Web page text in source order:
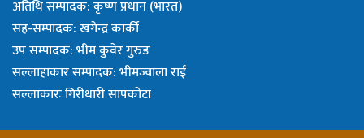
अतिथि सम्पादक: कृष्ण प्रधान (भारत)
सह-सम्पादक: खगेन्द्र कार्की
उप सम्पादक: भीम कुवेर गुरुङ
सल्लाहाकार सम्पादक: भीमज्वाला राई
सल्लाकारः गिरीधारी सापकाेटा